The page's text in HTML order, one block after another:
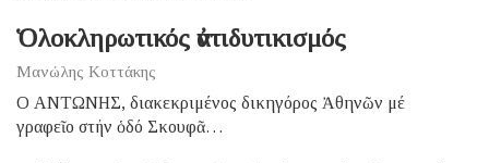
Ὁλοκληρωτικός ἀντιδυτικισμός
Μανώλης Κοττάκης
Ο ΑΝΤΩΝΗΣ, διακεκριμένος δικηγόρος Ἀθηνῶν μέ
γραφεῖο στήν ὁδό Σκουφᾶ…